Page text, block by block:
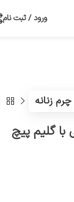
ورود / ثبت نام
زنانه
با گلیم پیچ